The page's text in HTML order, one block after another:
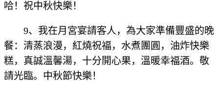
哈！祝中秋快樂！
9、我在月宮宴請客人，為大家準備豐盛的晚
餐：清蒸浪漫，紅燒祝福，水煮團圓，油炸快樂
糕，真誠溫馨湯，十分開心果，溫暖幸福酒。敬
請光臨。中秋節快樂！